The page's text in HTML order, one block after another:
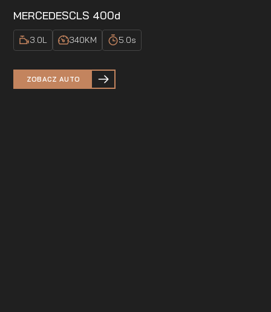
MERCEDESCLS 400d
3.0L 340KM 5.0s
ZOBACZ AUTO